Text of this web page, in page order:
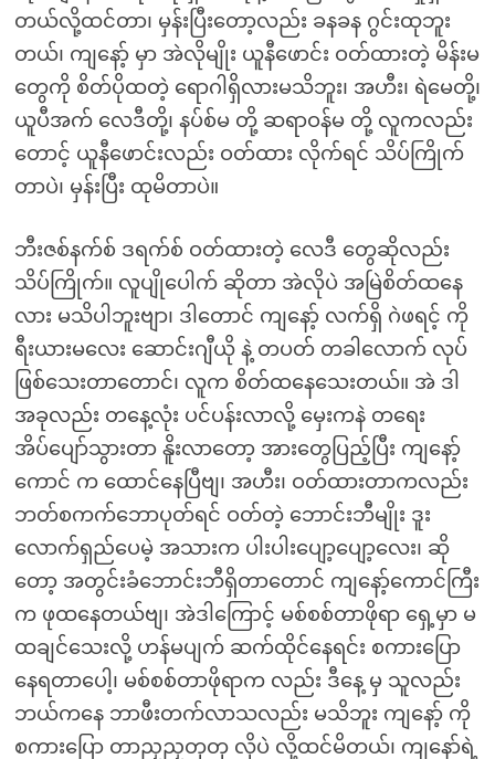
တယ်လို့ထင်တာ၊ မှန်းပြီးတော့လည်း ခနခန ဂွင်းထုဘူး
တယ်၊ ကျနော့် မှာ အဲလိုမျိုး ယူနီဖောင်း ဝတ်ထားတဲ့ မိန်းမ
တွေကို စိတ်ပိုထတဲ့ ရောဂါရှိလားမသိဘူး၊ အဟီး၊ ရဲမေတို့၊
ယူပီအက် လေဒီတို့၊ နပ်စ်မ တို့ ဆရာဝန်မ တို့ လူကလည်း
တောင့် ယူနီဖောင်းလည်း ဝတ်ထား လိုက်ရင် သိပ်ကြိုက်
တာပဲ၊ မှန်းပြီး ထုမိတာပဲ။
ဘီးဇစ်နက်စ် ဒရက်စ် ဝတ်ထားတဲ့ လေဒီ တွေဆိုလည်း
သိပ်ကြိုက်။ လူပျိုပေါက် ဆိုတာ အဲလိုပဲ အမြဲစိတ်ထနေ
လား မသိပါဘူးဗျာ၊ ဒါတောင် ကျနော့် လက်ရှိ ဂဲဖရင့် ကို
ရီးယားမလေး ဆောင်းဂျီယို နဲ့ တပတ် တခါလောက် လုပ်
ဖြစ်သေးတာတောင်၊ လူက စိတ်ထနေသေးတယ်။ အဲ ဒါ
အခုလည်း တနေ့လုံး ပင်ပန်းလာလို့ မှေးကနဲ တရေး
အိပ်ပျော်သွားတာ နိူးလာတော့ အားတွေပြည့်ပြီး ကျနော့်
ကောင် က ထောင်နေပြီဗျ၊ အဟီး၊ ဝတ်ထားတာကလည်း
ဘတ်စကက်ဘောပုတ်ရင် ဝတ်တဲ့ ဘောင်းဘီမျိုး ဒူး
လောက်ရှည်ပေမဲ့ အသားက ပါးပါးပျော့ပျော့လေး၊ ဆို
တော့ အတွင်းခံဘောင်းဘီရှိတာတောင် ကျနော့်ကောင်ကြီး
က ဖုထနေတယ်ဗျ၊ အဲဒါကြောင့် မစ်စစ်တာဖိုရာ ရှေ့မှာ မ
ထချင်သေးလို့ ဟန်မပျက် ဆက်ထိုင်နေရင်း စကားပြော
နေရတာပေါ့၊ မစ်စစ်တာဖိုရာက လည်း ဒီနေ့ မှ သူလည်း
ဘယ်ကနေ ဘာဖီးတက်လာသလည်း မသိဘူး ကျနော့် ကို
စကားပြော တာညှညှတုတု လိုပဲ လို့ထင်မိတယ်၊ ကျနော်ရဲ့